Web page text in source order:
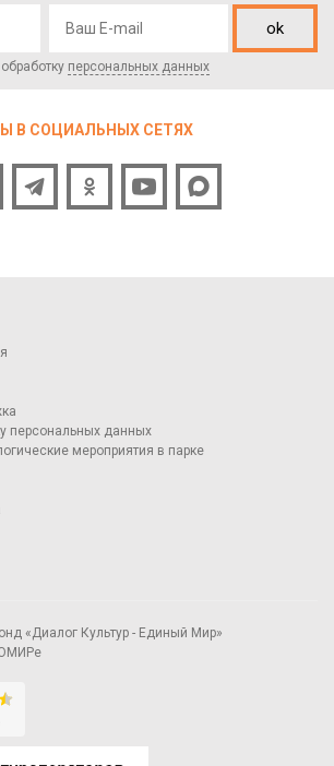
ok
персональных данных
В СОЦИАЛЬНЫХ СЕТЯХ
персональных данных
мероприятия в парке
«Диалог Культур - Единый Мир»